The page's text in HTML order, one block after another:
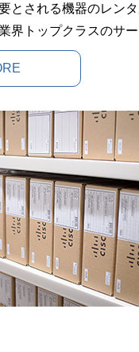
とされる機器のレン
界トップクラスのサ